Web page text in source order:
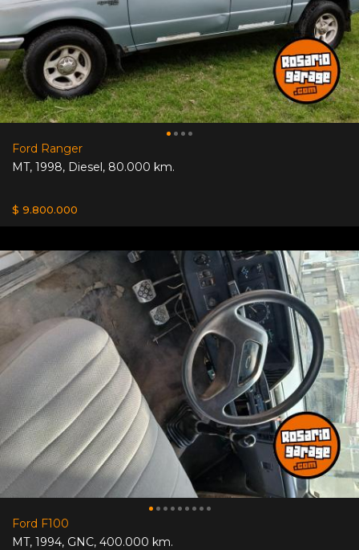
Ford Ranger
MT, 1998, Diesel, 80.000 km.
$ 9.800.000
Ford F100
MT, 1994, GNC, 400.000 km.